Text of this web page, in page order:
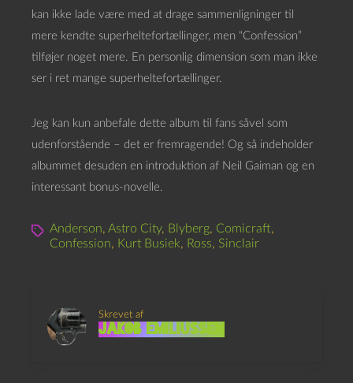
kan ikke lade være med at drage sammenligninger til
mere kendte superheltefortællinger, men “Confession”
tilføjer noget mere. En personlig dimension som man ikke
ser i ret mange superheltefortællinger.
Jeg kan kun anbefale dette album til fans såvel som
udenforstående – det er fremragende! Og så indeholder
albummet desuden en introduktion af Neil Gaiman og en
interessant bonus-novelle.
Anderson, Astro City, Blyberg, Comicraft,
Confession, Kurt Busiek, Ross, Sinclair
Skrevet af
Jakob Emiliussen